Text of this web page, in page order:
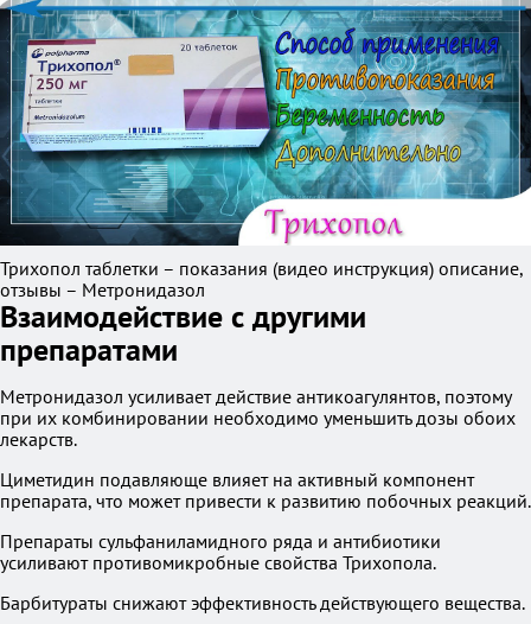
Трихопол таблетки – показания (видео инструкция) описание,
отзывы – Метронидазол
Взаимодействие с другими
препаратами
Метронидазол усиливает действие антикоагулянтов, поэтому
при их комбинировании необходимо уменьшить дозы обоих
лекарств.
Циметидин подавляюще влияет на активный компонент
препарата, что может привести к развитию побочных реакций.
Препараты сульфаниламидного ряда и антибиотики
усиливают противомикробные свойства Трихопола.
Барбитураты снижают эффективность действующего вещества.